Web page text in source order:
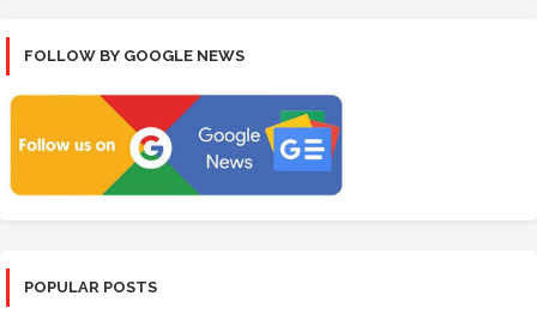
FOLLOW BY GOOGLE NEWS
POPULAR POSTS